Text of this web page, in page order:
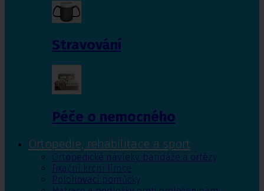
Stravování
Péče o nemocného
Ortopedie, rehabilitace a sport
Ortopedické návleky, bandáže a ortézy
Fixační krční límce
Polohovací pomůcky